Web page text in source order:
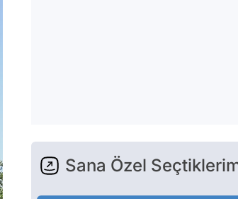
Sana Özel